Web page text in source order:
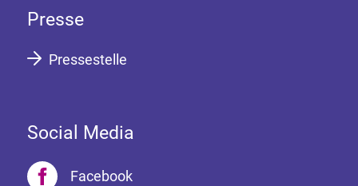
Presse
Pressestelle
Social Media
Facebook